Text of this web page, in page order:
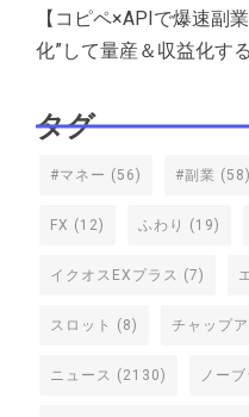
【コピペ×APIで爆速副
化”して量産＆収益化す
タグ
#マネー (56) #副業 (58)
FX (12) ふわり (19)
イクオスEXプラス (7)
スロット (8) チャップ
ニュース (2130) ノー